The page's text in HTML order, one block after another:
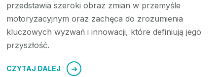
przedstawia szeroki obraz zmian w przemyśle
motoryzacyjnym oraz zachęca do zrozumienia
kluczowych wyzwań i innowacji, które definiują jego
przyszłość.
CZYTAJ DALEJ